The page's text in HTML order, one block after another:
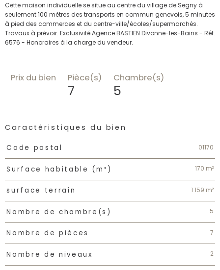
Cette maison individuelle se situe au centre du village de Segny à
seulement 100 mètres des transports en commun genevois, 5 minutes
à pied des commerces et du centre-ville/écoles/supermarchés.
Travaux à prévoir. Exclusivité Agence BASTIEN Divonne-les-Bains - Réf.
6576 - Honoraires à la charge du vendeur.
Prix du bien Pièce(s)
7
Chambre(s)
5
Caractéristiques du bien
Caractéristiques Valeurs
Code postal 01170
Surface habitable (m²) 170 m²
surface terrain 1 159 m²
Nombre de chambre(s) 5
Nombre de pièces 7
Nombre de niveaux 2